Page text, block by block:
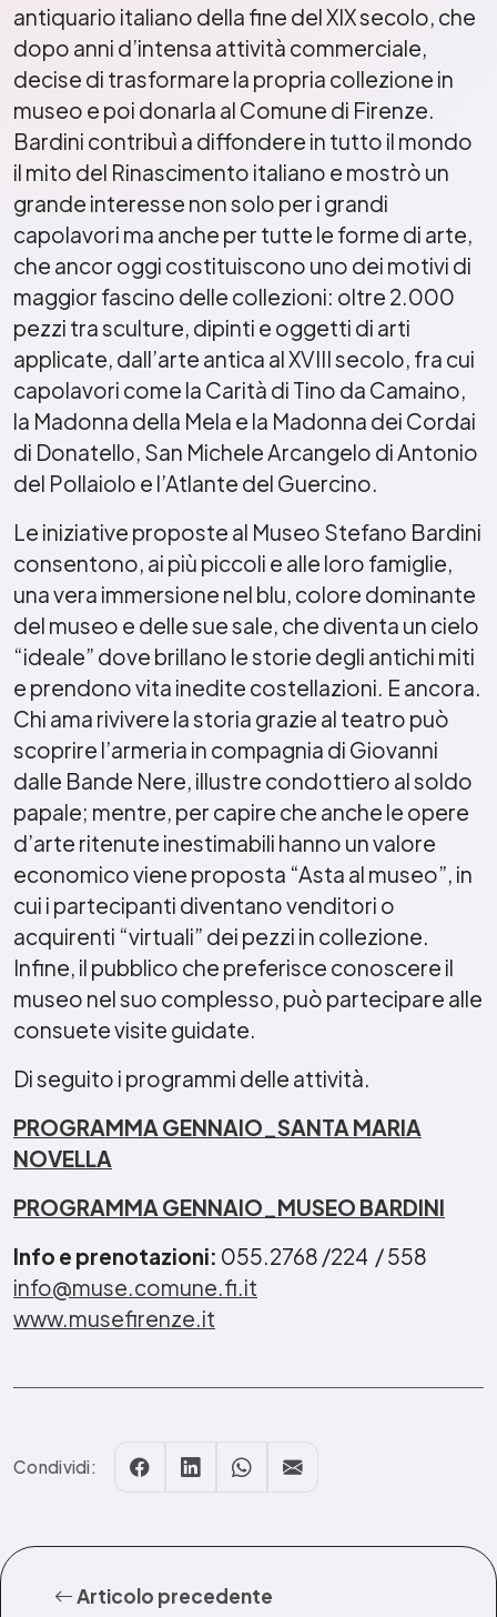
antiquario italiano della fine del XIX secolo, che
dopo anni d’intensa attività commerciale,
decise di trasformare la propria collezione in
museo e poi donarla al Comune di Firenze.
Bardini contribuì a diffondere in tutto il mondo
il mito del Rinascimento italiano e mostrò un
grande interesse non solo per i grandi
capolavori ma anche per tutte le forme di arte,
che ancor oggi costituiscono uno dei motivi di
maggior fascino delle collezioni: oltre 2.000
pezzi tra sculture, dipinti e oggetti di arti
applicate, dall’arte antica al XVIII secolo, fra cui
capolavori come la Carità di Tino da Camaino,
la Madonna della Mela e la Madonna dei Cordai
di Donatello, San Michele Arcangelo di Antonio
del Pollaiolo e l’Atlante del Guercino.
Le iniziative proposte al Museo Stefano Bardini
consentono, ai più piccoli e alle loro famiglie,
una vera immersione nel blu, colore dominante
del museo e delle sue sale, che diventa un cielo
“ideale” dove brillano le storie degli antichi miti
e prendono vita inedite costellazioni. E ancora.
Chi ama rivivere la storia grazie al teatro può
scoprire l’armeria in compagnia di Giovanni
dalle Bande Nere, illustre condottiero al soldo
papale; mentre, per capire che anche le opere
d’arte ritenute inestimabili hanno un valore
economico viene proposta “Asta al museo”, in
cui i partecipanti diventano venditori o
acquirenti “virtuali” dei pezzi in collezione.
Infine, il pubblico che preferisce conoscere il
museo nel suo complesso, può partecipare alle
consuete visite guidate.
Di seguito i programmi delle attività.
PROGRAMMA GENNAIO_SANTA MARIA
NOVELLA
PROGRAMMA GENNAIO_MUSEO BARDINI
Info e prenotazioni: 055.2768 /224 / 558
info@muse.comune.fi.it
www.musefirenze.it
Condividi:
Articolo precedente